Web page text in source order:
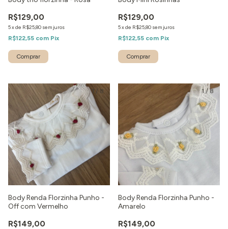
R$129,00
5xde R$25,80 sem juros
R$122,55 com Pix
Comprar
R$129,00
5xde R$25,80 sem juros
R$122,55 com Pix
1 / 8
Body Renda Florzinha Punho -
Off com Vermelho
R$149,00
1/8
Body Renda Florzinha Punho -
Amarelo
R$149,00